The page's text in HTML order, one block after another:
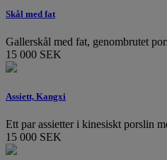
Skål med fat
Gallerskål med fat, genombrutet
15 000 SEK
Assiett, Kangxi
Ett par assietter i kinesiskt porslin
15 000 SEK